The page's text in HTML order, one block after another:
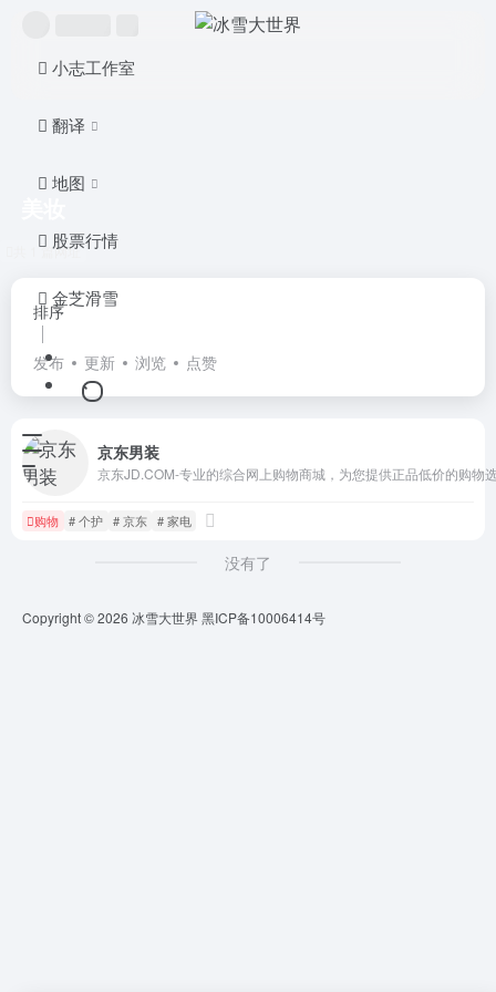
小志工作室
翻译
地图
股票行情
金芝滑雪
共 1 篇网址
排序
发布 更新 浏览 点赞
京东男装
京东JD.COM-专业的综合网上购物商城，为您提供正品低价的购
购物 # 个护 # 京东 # 家电
没有了
Copyright © 2026 冰雪大世界黑ICP备10006414号